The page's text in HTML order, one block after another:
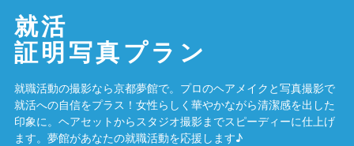
就活
​証明写真プラン
就職活動の撮影なら京都夢館で。プロのヘアメイクと写真撮影で
就活への自信をプラス！女性らしく華やかながら清潔感を出した
印象に。ヘアセットからスタジオ撮影までスピーディーに仕上げ
ます。夢館があなたの就職活動を応援します♪